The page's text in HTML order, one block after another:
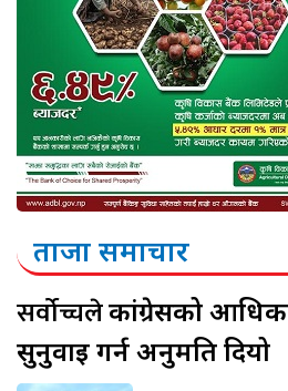
ताजा समाचार
सर्वोच्चलेकांग्रेसको
सुनुवाइ गर्न अनुमति दियो